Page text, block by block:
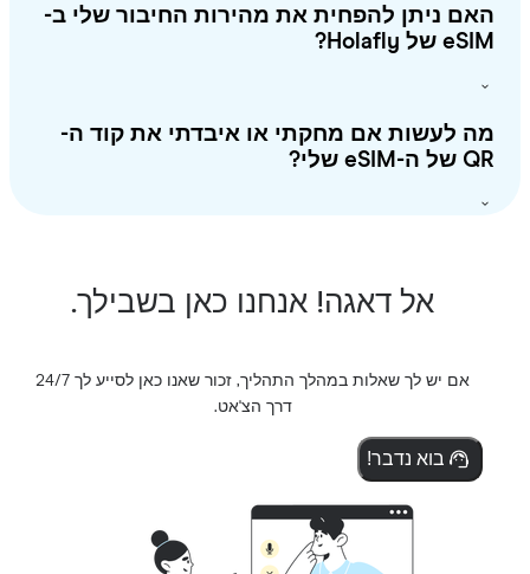
ניתן להפחית את מהירות החיבור שלי ב-
לעשות אם מחקתי או איבדתי את קוד ה-
אל דאגה! אנחנו כאן בשבילך.
אם יש לך שאלות במהלך התהליך, זכור שאנו כאן לסייע לך 24/7
דרך הצ'אט.
בוא נדבר!